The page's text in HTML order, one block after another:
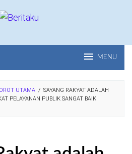
MENU
UTAMA / SAYANG RAKYAT ADALAH
PELAYANAN PUBLIK SANGAT BAIK